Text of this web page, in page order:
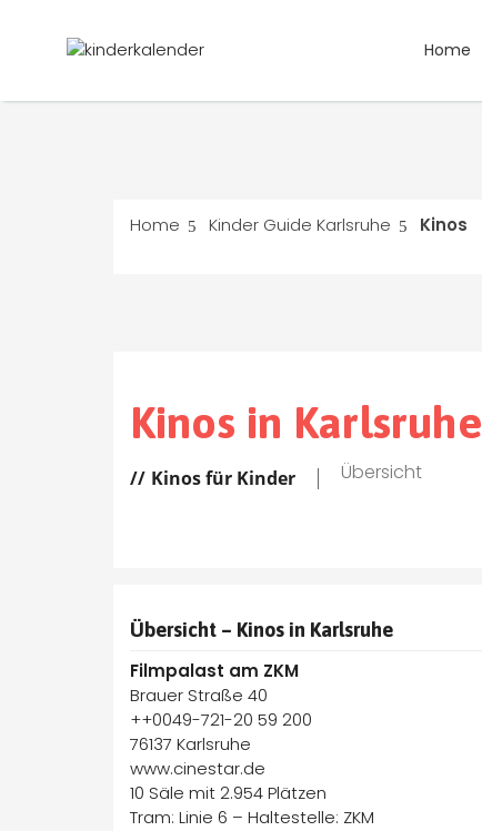
Home
Home Kinder Guide Karlsruhe Kinos
Kinos in Karlsruhe
Kinos für Kinder Übersicht
Übersicht – Kinos in Karlsruhe
Filmpalast am ZKM
Brauer Straße 40
++0049-721-20 59 200
76137 Karlsruhe
www.cinestar.de
10 Säle mit 2.954 Plätzen
Tram: Linie 6 – Haltestelle: ZKM